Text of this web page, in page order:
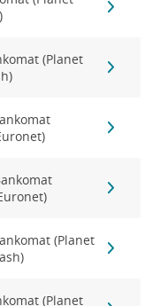
(Planet
(Planet
(Planet